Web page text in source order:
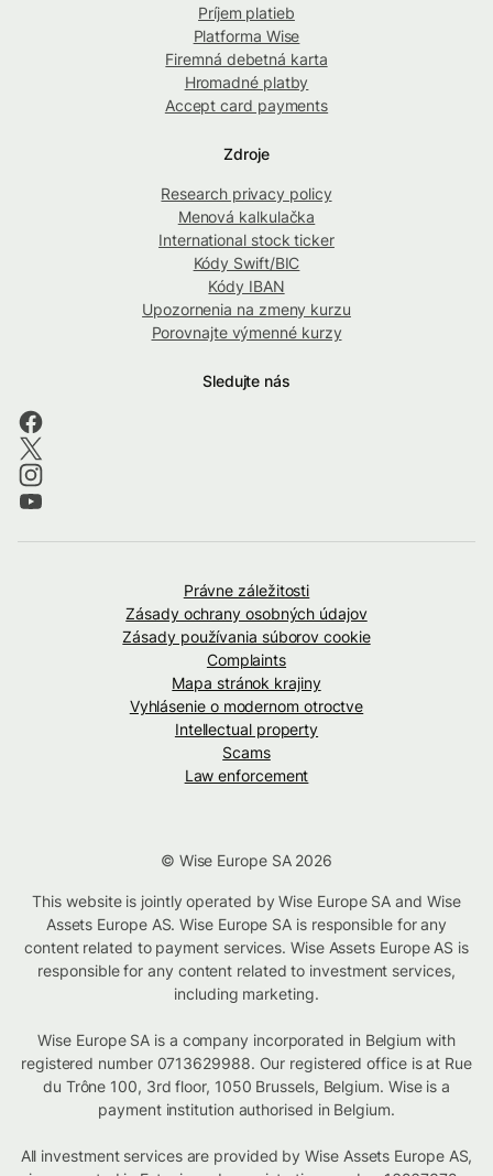
Príjem platieb
Platforma Wise
Firemná debetná karta
Hromadné platby
Accept card payments
Zdroje
Research privacy policy
Menová kalkulačka
International stock ticker
Kódy Swift/BIC
Kódy IBAN
Upozornenia na zmeny kurzu
Porovnajte výmenné kurzy
Sledujte nás
Právne záležitosti
Zásady ochrany osobných údajov
Zásady používania súborov cookie
Complaints
Mapa stránok krajiny
Vyhlásenie o modernom otroctve
Intellectual property
Scams
Law enforcement
© Wise Europe SA 2026
This website is jointly operated by Wise Europe SA and Wise
Assets Europe AS. Wise Europe SA is responsible for any
content related to payment services. Wise Assets Europe AS is
responsible for any content related to investment services,
including marketing.
Wise Europe SA is a company incorporated in Belgium with
registered number 0713629988. Our registered office is at Rue
du Trône 100, 3rd floor, 1050 Brussels, Belgium. Wise is a
payment institution authorised in Belgium.
All investment services are provided by Wise Assets Europe AS,